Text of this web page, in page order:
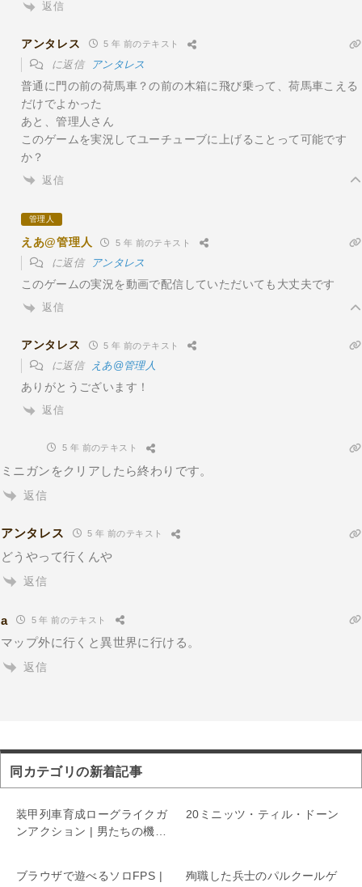
返信
アンタレス 5 年 前のテキスト
に返信 アンタレス
普通に門の前の荷馬車？の前の木箱に飛び乗って、荷馬車こえる
だけでよかった
あと、管理人さん
このゲームを実況してユーチューブに上げることって可能です
か？
返信
管理人
えあ@管理人 5 年 前のテキスト
に返信 アンタレス
このゲームの実況を動画で配信していただいても大丈夫です
返信
アンタレス 5 年 前のテキスト
に返信 えあ@管理人
ありがとうございます！
返信
5 年 前のテキスト
ミニガンをクリアしたら終わりです。
返信
アンタレス 5 年 前のテキスト
どうやって行くんや
返信
a 5 年 前のテキスト
マップ外に行くと異世界に行ける。
返信
同カテゴリの新着記事
装甲列車育成ローグライクガ
ンアクション | 男たちの機関
20ミニッツ・ティル・ドーン
ブラウザで遊べるソロFPS |
殉職した兵士のパルクールゲ